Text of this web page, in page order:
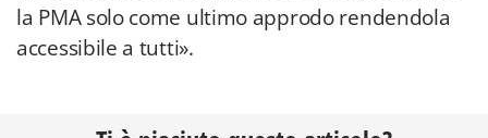
la PMA solo come ultimo approdo rendendola
accessibile a tutti».